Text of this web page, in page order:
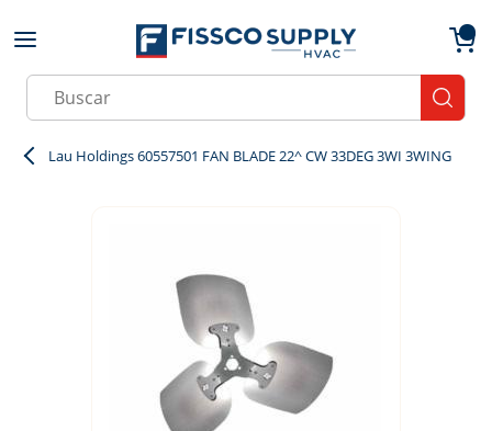
Skip to main content
Site Search
Lau Holdings 60557501 FAN BLADE 22^ CW 33DEG 3WI 3WING